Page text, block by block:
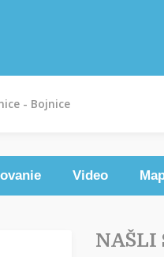
- Bojnice
Video
NAŠLI